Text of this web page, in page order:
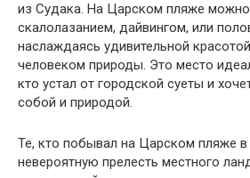
из Судака. На Царском пляже можно
скалолазанием, дайвингом, или
наслаждаясь удивительной
человеком природы. Это место
кто устал от городской суеты и
собой и природой.
Те, кто побывал на Царском пляже
невероятную прелесть местного